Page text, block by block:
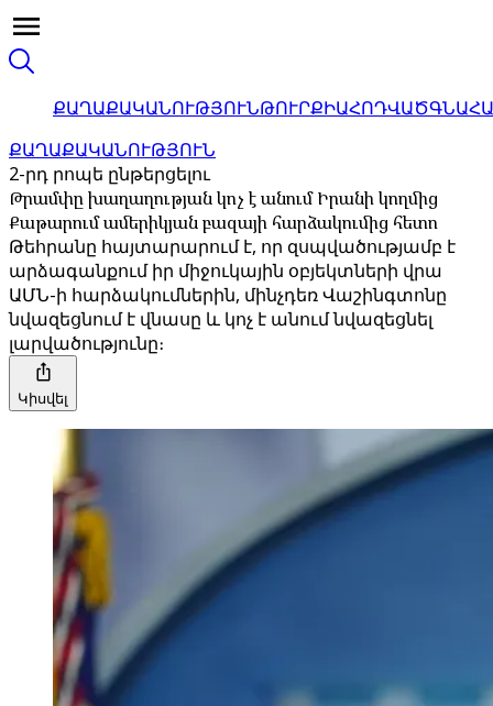
ՔԱՂԱՔԱԿԱՆՈՒԹՅՈՒՆԹՈՒՐՔԻԱՀՈԴՎԱԾ
ՔԱՂԱՔԱԿԱՆՈՒԹՅՈՒՆ
2-րդ րոպե ընթերցելու
Թրամփը խաղաղության կոչ է անում Իրանի կողմից
Քաթարում ամերիկյան բազայի հարձակումից հետո
Թեհրանը հայտարարում է, որ զսպվածությամբ է
արձագանքում իր միջուկային օբյեկտների վրա
ԱՄՆ-ի հարձակումներին, մինչդեռ Վաշինգտոնը
նվազեցնում է վնասը և կոչ է անում նվազեցնել
լարվածությունը։
Կիսվել